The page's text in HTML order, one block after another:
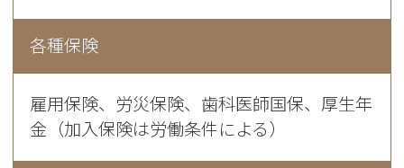
各種保険
雇用保険、労災保険、歯科医師国保、厚生年
金（加入保険は労働条件による）